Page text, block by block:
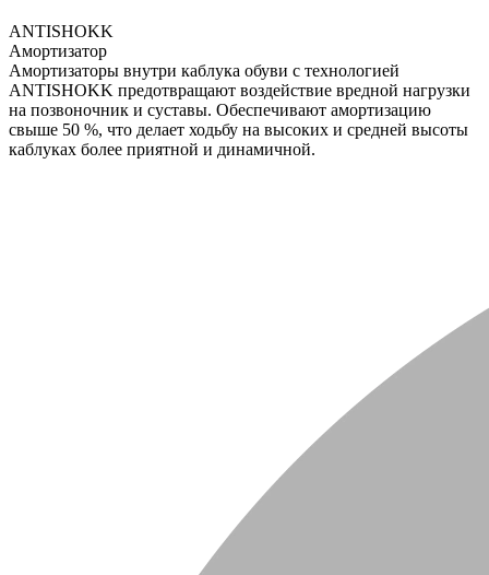
ANTISHOKK
Амортизатор
Амортизаторы внутри каблука обуви с технологией
ANTISHOKK предотвращают воздействие вредной нагрузки
на позвоночник и суставы. Обеспечивают амортизацию
свыше 50 %, что делает ходьбу на высоких и средней высоты
каблуках более приятной и динамичной.